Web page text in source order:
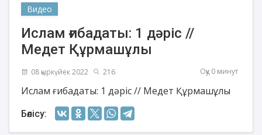
Видео
Ислам ғибадаты: 1 дәріс //
Медет Құрмашұлы
08 қыркүйек 2022 216 Оқу 0 минут
Ислам ғибадаты: 1 дәріс // Медет Құрмашұлы
Бөлісу: